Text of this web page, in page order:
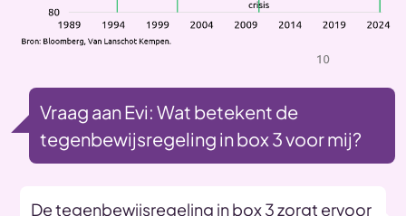
Vraag aan Evi: Wat betekent de
tegenbewijsregeling in box 3 voor mij?
De tegenbewijsregeling in box 3 zorgt ervoor